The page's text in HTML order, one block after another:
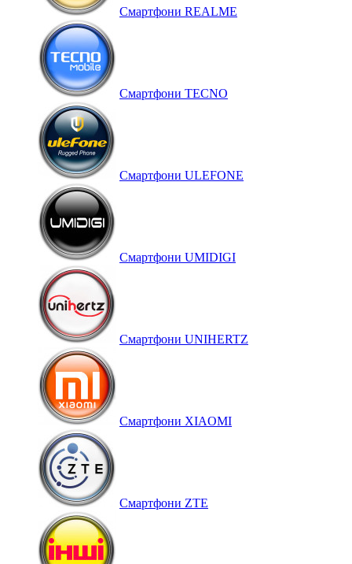
Смартфони REALME
Смартфони TECNO
Смартфони ULEFONE
Смартфони UMIDIGI
Смартфони UNIHERTZ
Смартфони XIAOMI
Смартфони ZTE